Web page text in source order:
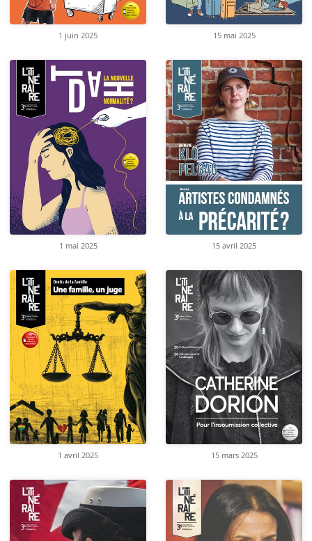
1 juin 2025 15 mai 2025
1 mai 2025 15 avril 2025
1 avril 2025 15 mars 2025